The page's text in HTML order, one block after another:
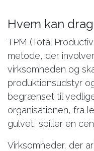
Hvem kan
TPM (Total
metode, der
virksomheden og
produktionsudstyr
begrænset til
organisationen, fra
gulvet, spiller en
Virksomheder, der